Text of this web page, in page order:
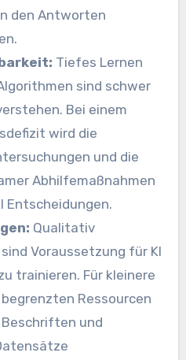
den Antworten
Tiefes Lernen
sind schwer
Bei einem
wird die
und die
Abhilfemaßnahmen
Entscheidungen.
Qualitativ
Voraussetzung für KI
trainieren. Für kleinere
Ressourcen
Beschriften und